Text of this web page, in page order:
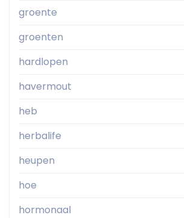
groente
groenten
hardlopen
havermout
heb
herbalife
heupen
hoe
hormonaal